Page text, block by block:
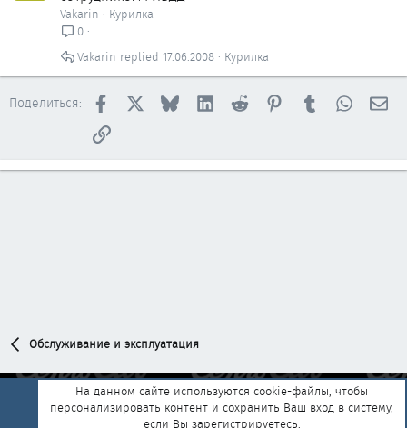
Vakarin
Курилка
0
Курилка
17.06.2008
Vakarin
Поделиться: Facebook BlueskyLinkedInReddit PinterestTumblr
Ссылка
Обслуживание и эксплуатация
Обратная связь Условия и правила
На данном сайте используются cookie-файлы, чтобы
персонализировать контент и сохранить Ваш вход в систему,
если Вы зарегистрируетесь.